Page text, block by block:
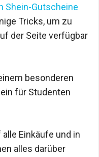
Shein-Gutscheine
Tricks, um zu
der Seite verfügbar
besonderen
für Studenten
Einkäufe und in
alles darüber